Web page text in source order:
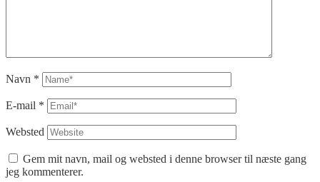
Navn *
E-mail *
Websted
Gem mit navn, mail og websted i denne browser til næste gang
jeg kommenterer.